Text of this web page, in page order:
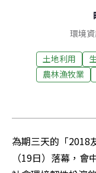
環境
土地利用
農林漁牧業
為期三天的「2018
（19日）落幕，